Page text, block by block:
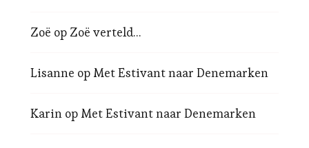
Zoë op Zoë verteld…
Lisanne op Met Estivant naar Denemarken
Karin op Met Estivant naar Denemarken